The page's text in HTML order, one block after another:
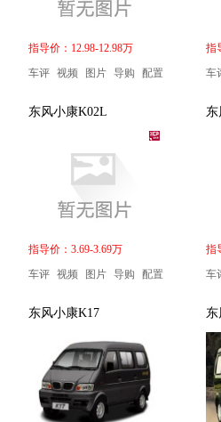
指导价：12.98-12.98万
车评 视频 图片 导购 配置
指
车
东风小康K02L
指导价：3.69-3.69万
车评 视频 图片 导购 配置
东
指
车
东风小康K17 东